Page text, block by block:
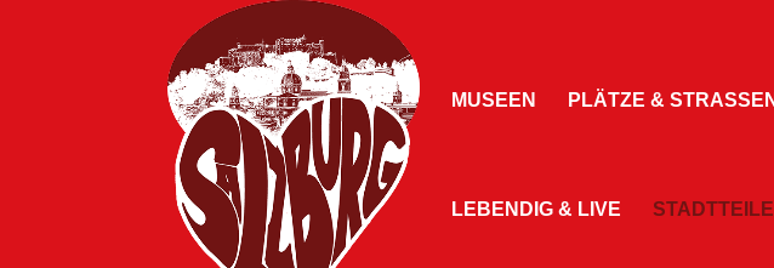
MUSEEN PLÄTZE & STRASSEN
LEBENDIG & LIVE STADTTEILE